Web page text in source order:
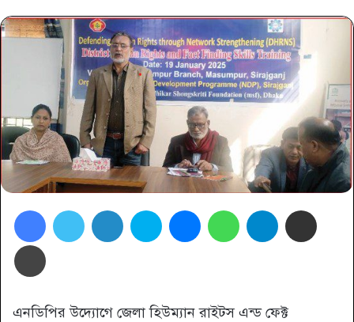
Facebook
Twitter LinkedInSkype MessengerWhatsAppTelegram
প্রিন্ট
এনডিপির উদ্যোগে জেলা হিউম্যান রাইটস এন্ড ফেক্ট